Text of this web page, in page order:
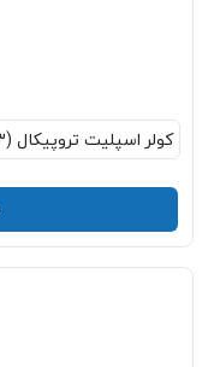
کولر اسپلیت تروپیکال (T3) روتاری IAC-24C/XA/TR/B